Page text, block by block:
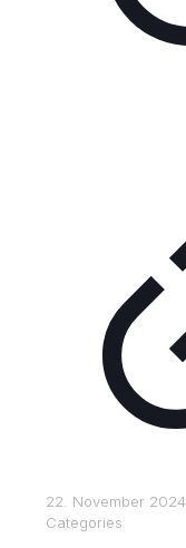
22. November 2024
Categories